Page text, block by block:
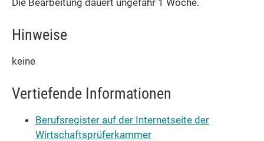
Die Bearbeitung dauert ungefähr 1 Woche.
Hinweise
keine
Vertiefende Informationen
Berufsregister auf der Internetseite der
Wirtschaftsprüferkammer